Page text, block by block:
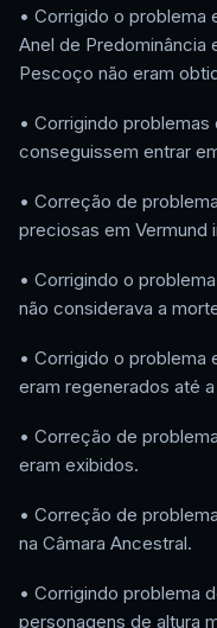
• Corrigido o problema
Anel de Predominância
Pescoço não eram
• Corrigindo
conseguissem entrar
• Correção de
preciosas em Vermund
• Corrigindo o
não considerava a
• Corrigido o problema
eram regenerados até
• Correção de
eram exibidos.
• Correção de
na Câmara Ancestral.
• Corrigindo problema
personagens de altura